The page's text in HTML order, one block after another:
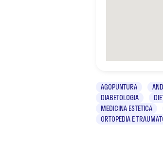
AGOPUNTURA
DIABETOLOGIA
MEDICINA ESTETICA
ORTOPEDIA E